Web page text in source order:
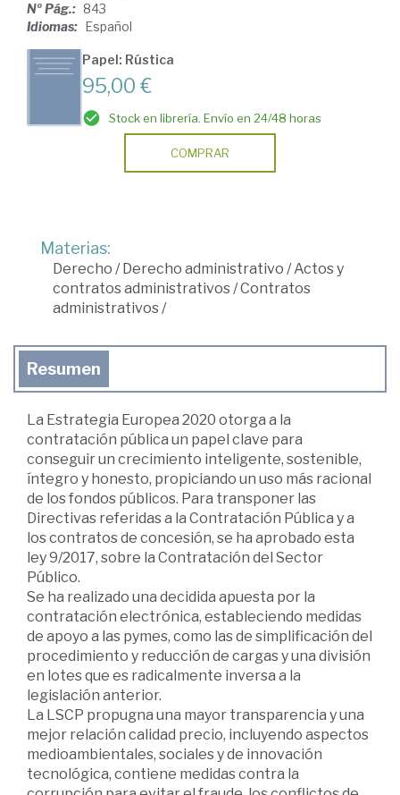
Nº Pág.: 843
Idiomas: Español
Papel: Rústica
95,00 €
Stock en librería. Envío en 24/48 horas
COMPRAR
Materias:
Derecho / Derecho administrativo /Actos y
contratos administrativos/Contratos
administrativos/
Resumen
La Estrategia Europea 2020 otorga a la
contratación pública un papel clave para
conseguir un crecimiento inteligente, sostenible,
íntegro y honesto, propiciando un uso más racional
de los fondos públicos. Para transponer las
Directivas referidas a la Contratación Pública y a
los contratos de concesión, se ha aprobado esta
ley 9/2017, sobre la Contratación del Sector
Público.
Se ha realizado una decidida apuesta por la
contratación electrónica, estableciendo medidas
de apoyo a las pymes, como las de simplificación del
procedimiento y reducción de cargas y una división
en lotes que es radicalmente inversa a la
legislación anterior.
La LSCP propugna una mayor transparencia y una
mejor relación calidad precio, incluyendo aspectos
medioambientales, sociales y de innovación
tecnológica, contiene medidas contra la